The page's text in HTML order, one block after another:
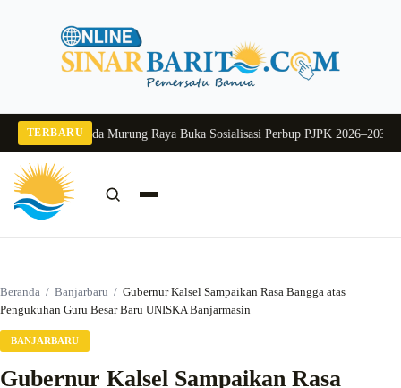
TERBARU
2026Pj Sekda Murung Raya Buka Sosialisasi Perbup PJPK 2026–2030
Beranda / Banjarbaru / Gubernur Kalsel Sampaikan Rasa Bangga atas
Pengukuhan Guru Besar Baru UNISKA Banjarmasin
BANJARBARU
Gubernur Kalsel Sampaikan Rasa